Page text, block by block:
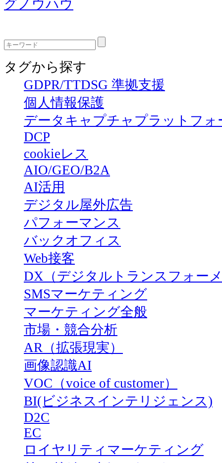
グノウハウ
タグから探す
GDPR/TTDSG 準拠支援
個人情報保護
データキャプチャプラットフォ
DCP
cookieレス
AIO/GEO/B2A
AI活用
デジタル屋外広告
パフォーマンス
バックオフィス
Web接客
DX（デジタルトランスフォー
SMSマーケティング
マーケティング全般
市場・競合分析
AR（拡張現実）
画像認識AI
VOC（voice of customer）
BI(ビジネスインテリジェンス)
D2C
EC
ロイヤリティマーケティング